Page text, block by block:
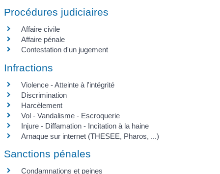
Procédures judiciaires
Affaire civile
Affaire pénale
Contestation d'un jugement
Infractions
Violence - Atteinte à l'intégrité
Discrimination
Harcèlement
Vol - Vandalisme - Escroquerie
Injure - Diffamation - Incitation à la haine
Arnaque sur internet (THESEE, Pharos, ...)
Sanctions pénales
Condamnations et peines